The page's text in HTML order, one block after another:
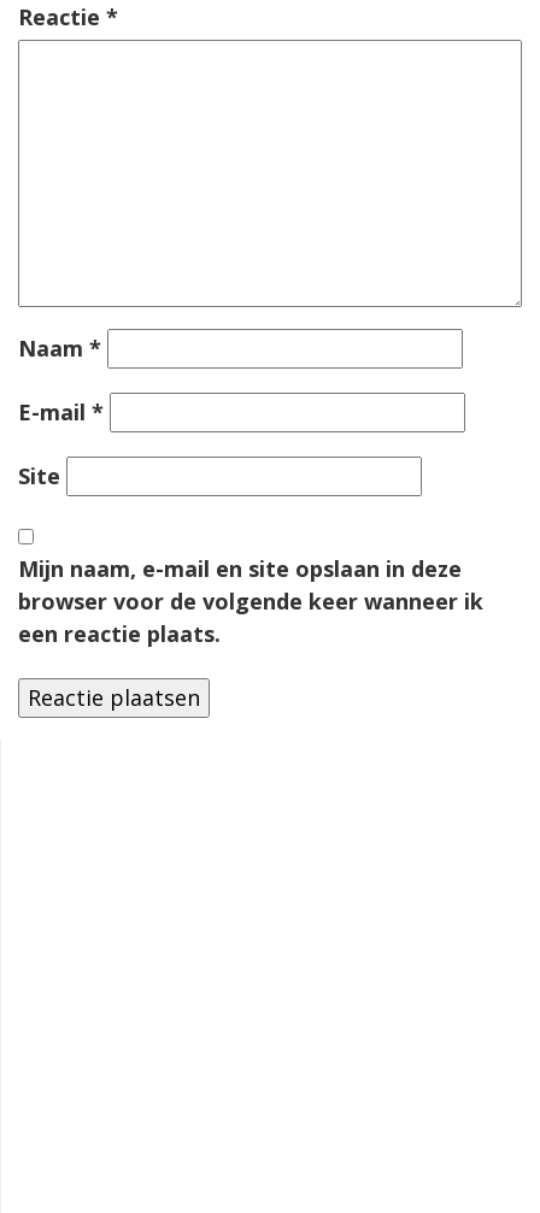
Reactie *
Naam *
E-mail *
Site
Mijn naam, e-mail en site opslaan in deze
browser voor de volgende keer wanneer ik
een reactie plaats.